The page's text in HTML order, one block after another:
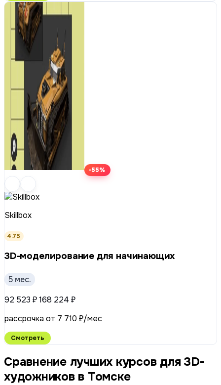
-55%
Skillbox
4.75
3D-моделирование для начинающих
5 мес.
92 523 ₽168 224 ₽
рассрочка от 7 710 ₽/мес
Смотреть
Сравнение лучших курсов для 3D-
художников в Томске